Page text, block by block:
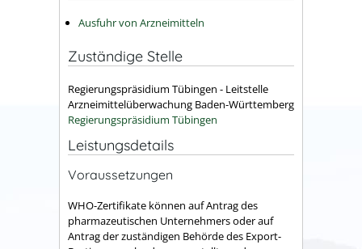
Ausfuhr von Arzneimitteln
Zuständige Stelle
Regierungspräsidium Tübingen - Leitstelle
Arzneimittelüberwachung Baden-Württemberg
Regierungspräsidium Tübingen
Leistungsdetails
Voraussetzungen
WHO-Zertifikate können auf Antrag des
pharmazeutischen Unternehmers oder auf
Antrag der zuständigen Behörde des Export-